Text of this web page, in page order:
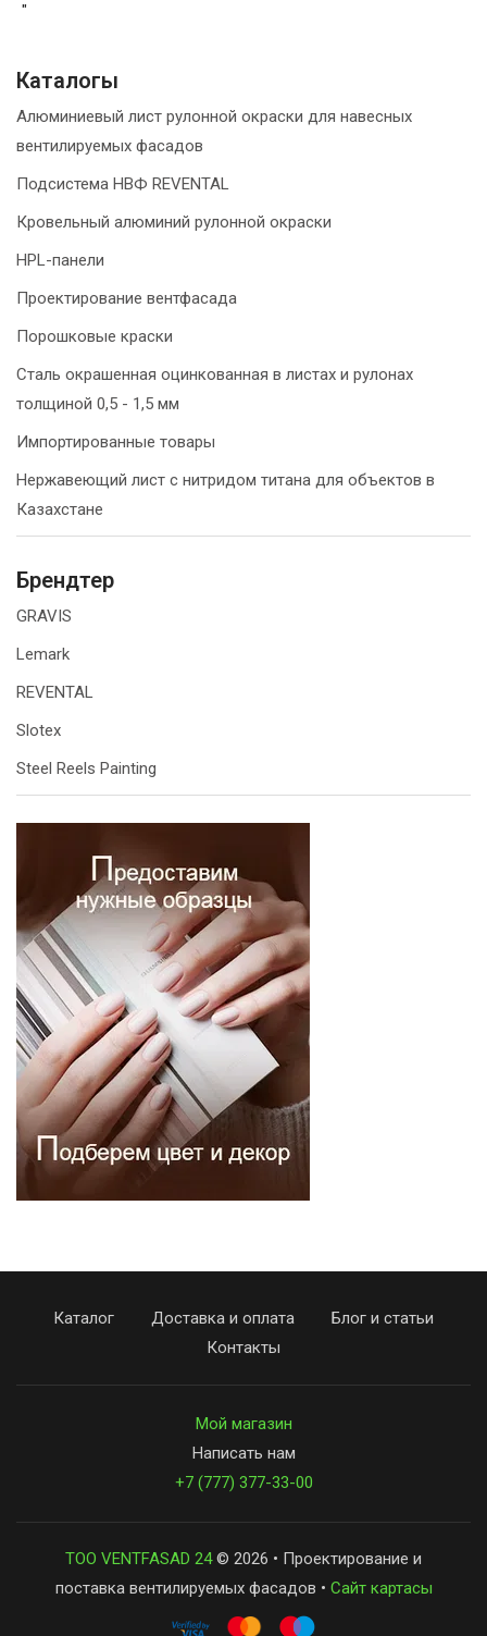
"
Каталогы
Алюминиевый лист рулонной окраски для навесных
вентилируемых фасадов
Подсистема НВФ REVENTAL
Кровельный алюминий рулонной окраски
HPL-панели
Проектирование вентфасада
Порошковые краски
Сталь окрашенная оцинкованная в листах и рулонах
толщиной 0,5 - 1,5 мм
Импортированные товары
Нержавеющий лист с нитридом титана для объектов в
Казахстане
Брендтер
GRAVIS
Lemark
REVENTAL
Slotex
Steel Reels Painting
Каталог Доставка и оплата
Блог и статьи
Контакты
Мой магазин
Написать нам
+7 (777) 377-33-00
ТОО VENTFASAD 24© 2026 • Проектирование и
поставка вентилируемых фасадов • Сайт картасы